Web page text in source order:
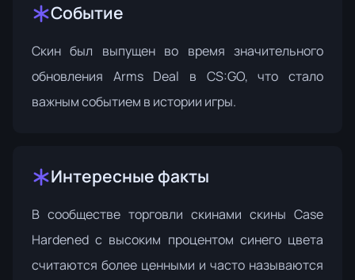
Событие
Скин был выпущен во время значительного
обновления Arms Deal в CS:GO, что стало
важным событием в истории игры.
Интересные факты
В сообществе торговли скинами скины Case
Hardened с высоким процентом синего цвета
считаются более ценными и часто называются